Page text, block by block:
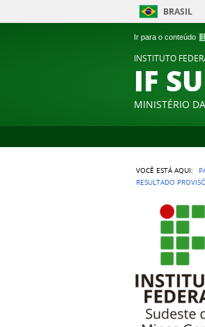
Ir para o conteúdo 1
BRASIL
INSTITUTO
IF
MINISTÉRIO
VOCÊ ESTÁ AQUI:
RESULTADO